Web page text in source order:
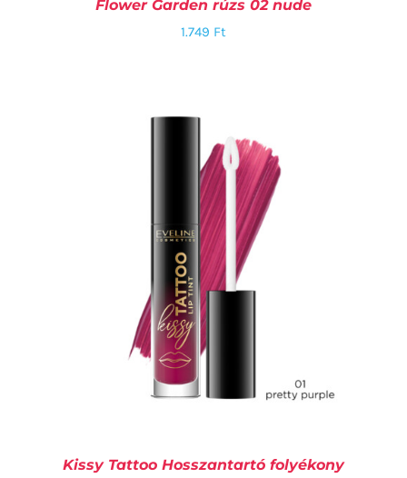
/ RÉSZLETEK
Flower Garden rúzs 02 nude
1.749 Ft
Kissy Tattoo Hosszantartó folyékony